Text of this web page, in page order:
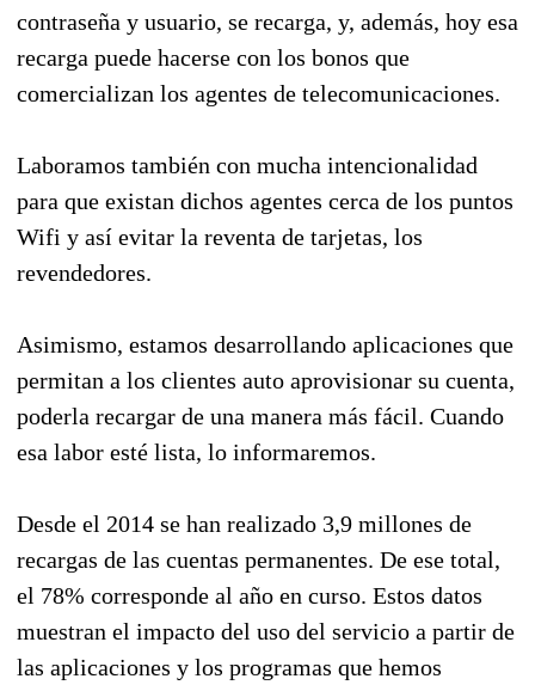
contraseña y usuario, se recarga, y, además, hoy esa
recarga puede hacerse con los bonos que
comercializan los agentes de telecomunicaciones.
Laboramos también con mucha intencionalidad
para que existan dichos agentes cerca de los puntos
Wifi y así evitar la reventa de tarjetas, los
revendedores.
Asimismo, estamos desarrollando aplicaciones que
permitan a los clientes auto aprovisionar su cuenta,
poderla recargar de una manera más fácil. Cuando
esa labor esté lista, lo informaremos.
Desde el 2014 se han realizado 3,9 millones de
recargas de las cuentas permanentes. De ese total,
el 78% corresponde al año en curso. Estos datos
muestran el impacto del uso del servicio a partir de
las aplicaciones y los programas que hemos